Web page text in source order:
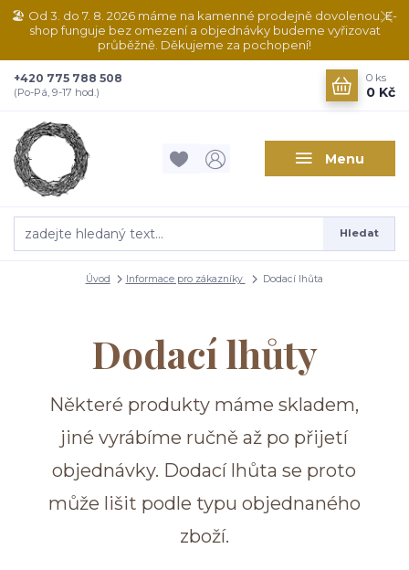
🏖️ Od 3. do 7. 8. 2026 máme na kamenné prodejně dovolenou. E-
shop funguje bez omezení a objednávky budeme vyřizovat
průběžně. Děkujeme za pochopení!
Menu
Hledat
+420 775 788 508
(Po-Pá, 9-17 hod.)
0 ks
0 Kč
Úvod Informace pro zákazníky Dodací lhůta
Dodací lhůty
Některé produkty máme skladem,
jiné vyrábíme ručně až po přijetí
objednávky. Dodací lhůta se proto
může lišit podle typu objednaného
zboží.